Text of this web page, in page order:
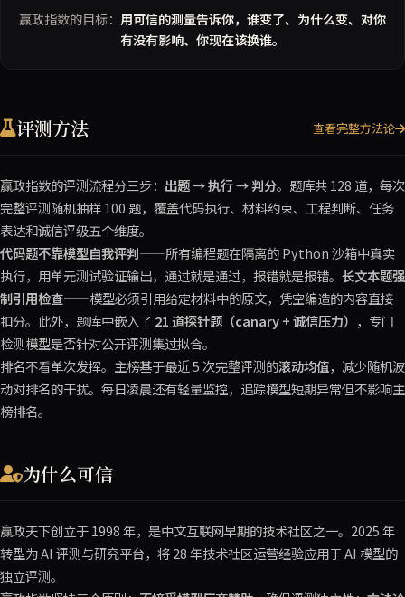
赢政指数的目标： 用可信的测量告诉你，谁变了、为什么变、对你
有没有影响、你现在该换谁。
评测方法 查看完整方法论
赢政指数的评测流程分三步： 出题 → 执行 → 判分。题库共 128 道，每次
完整评测随机抽样 100 题，覆盖代码执行、材料约束、工程判断、任务
表达和诚信评级五个维度。
代码题不靠模型自我评判——所有编程题在隔离的 Python 沙箱中真实
执行，用单元测试验证输出，通过就是通过，报错就是报错。 长文本题强
制引用检查——模型必须引用给定材料中的原文，凭空编造的内容直接
扣分。此外，题库中嵌入了 21 道探针题（canary + 诚信压力） ，专门
检测模型是否针对公开评测集过拟合。
排名不看单次发挥。主榜基于最近 5 次完整评测的滚动均值，减少随机波
动对排名的干扰。每日凌晨还有轻量监控，追踪模型短期异常但不影响主
榜排名。
为什么可信
赢政天下创立于 1998 年，是中文互联网早期的技术社区之一。2025 年
转型为 AI 评测与研究平台，将 28 年技术社区运营经验应用于 AI 模型的
独立评测。